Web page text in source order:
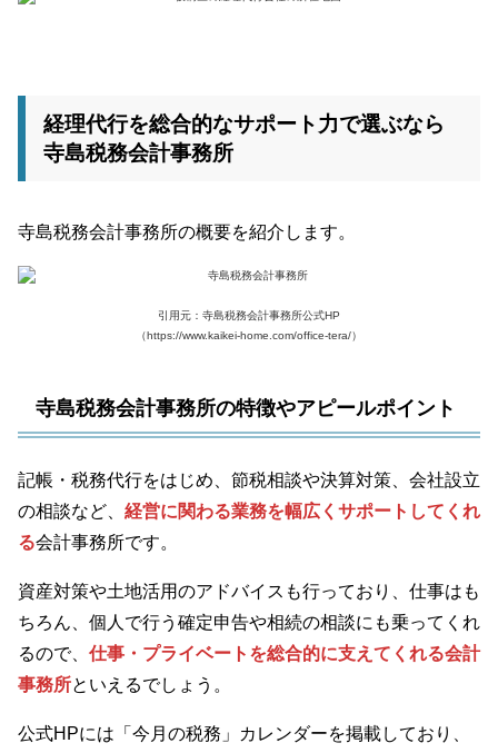
経理代行を総合的なサポート力で選ぶなら
寺島税務会計事務所
寺島税務会計事務所の概要を紹介します。
引用元：寺島税務会計事務所公式HP
（https://www.kaikei-home.com/office-tera/）
寺島税務会計事務所の特徴やアピールポイント
記帳・税務代行をはじめ、節税相談や決算対策、会社設立
の相談など、 経営に関わる業務を幅広くサポートしてくれ
る会計事務所です。
資産対策や土地活用のアドバイスも行っており、仕事はも
ちろん、個人で行う確定申告や相続の相談にも乗ってくれ
るので、 仕事・プライベートを総合的に支えてくれる会計
事務所といえるでしょう。
公式HPには「今月の税務」カレンダーを掲載しており、